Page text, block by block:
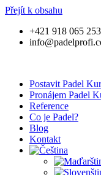
Přejít k obsahu
+421 918 065 253
Postavit Padel
Pronájem Padel
Reference
Co je Padel?
Blog
Kontakt